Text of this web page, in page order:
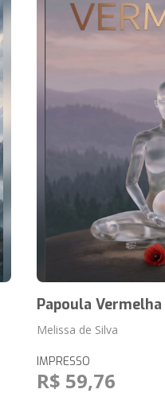
Papoula Vermelha
Melissa de Silva
IMPRESSO
R$ 59,76